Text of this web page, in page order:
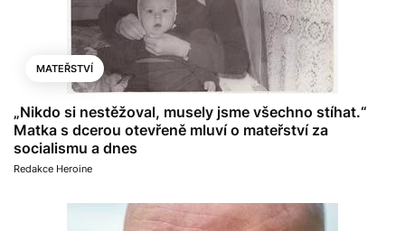
MATEŘSTVÍ
„Nikdo si nestěžoval, musely jsme všechno stíhat.“
Matka s dcerou otevřeně mluví o mateřství za
socialismu a dnes
Redakce Heroine